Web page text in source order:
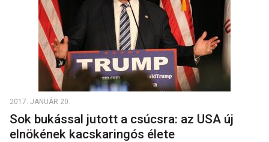
2017. JANUÁR 20.
Sok bukással jutott a csúcsra: az USA új
elnökének kacskaringós élete